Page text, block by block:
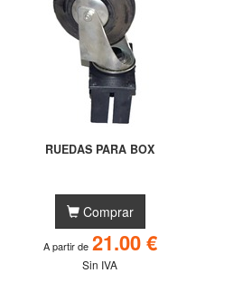
RUEDAS PARA BOX
Comprar
A partir de 21.00 €
Sin IVA